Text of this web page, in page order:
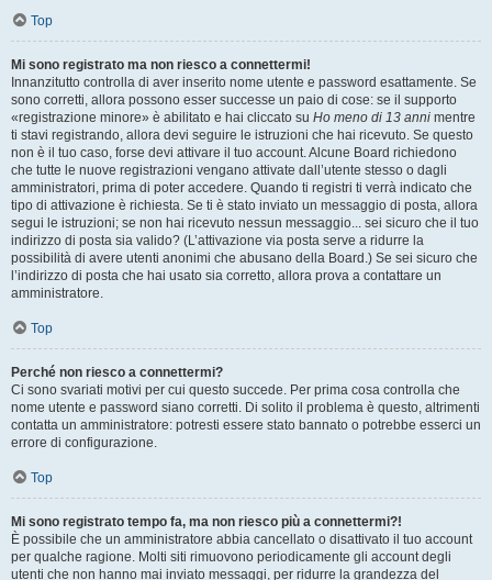
Top
Mi sono registrato ma non riesco a connettermi!
Innanzitutto controlla di aver inserito nome utente e password esattamente. Se
sono corretti, allora possono esser successe un paio di cose: se il supporto
«registrazione minore» è abilitato e hai cliccato su Ho meno di 13 anni mentre
ti stavi registrando, allora devi seguire le istruzioni che hai ricevuto. Se questo
non è il tuo caso, forse devi attivare il tuo account. Alcune Board richiedono
che tutte le nuove registrazioni vengano attivate dall’utente stesso o dagli
amministratori, prima di poter accedere. Quando ti registri ti verrà indicato che
tipo di attivazione è richiesta. Se ti è stato inviato un messaggio di posta, allora
segui le istruzioni; se non hai ricevuto nessun messaggio... sei sicuro che il tuo
indirizzo di posta sia valido? (L’attivazione via posta serve a ridurre la
possibilità di avere utenti anonimi che abusano della Board.) Se sei sicuro che
l’indirizzo di posta che hai usato sia corretto, allora prova a contattare un
amministratore.
Top
Perché non riesco a connettermi?
Ci sono svariati motivi per cui questo succede. Per prima cosa controlla che
nome utente e password siano corretti. Di solito il problema è questo, altrimenti
contatta un amministratore: potresti essere stato bannato o potrebbe esserci un
errore di configurazione.
Top
Mi sono registrato tempo fa, ma non riesco più a connettermi?!
È possibile che un amministratore abbia cancellato o disattivato il tuo account
per qualche ragione. Molti siti rimuovono periodicamente gli account degli
utenti che non hanno mai inviato messaggi, per ridurre la grandezza del